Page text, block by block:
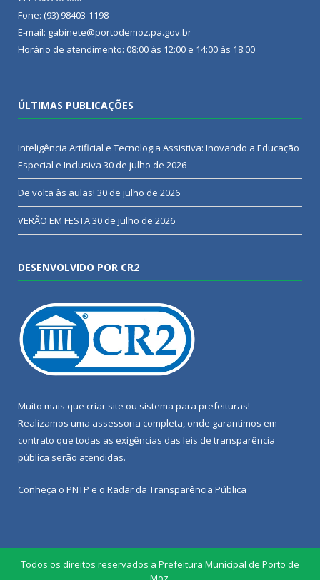
Fone: (93) 98403-1198
E-mail: gabinete@portodemoz.pa.gov.br
Horário de atendimento: 08:00 às 12:00 e 14:00 às 18:00
ÚLTIMAS PUBLICAÇÕES
Inteligência Artificial e Tecnologia Assistiva: Inovando a Educação
Especial e Inclusiva 30 de julho de 2026
De volta às aulas! 30 de julho de 2026
VERÃO EM FESTA30 de julho de 2026
DESENVOLVIDO POR CR2
Muito mais que criar site ou sistema para prefeituras!
Realizamos uma assessoria completa, onde garantimos em
contrato que todas as exigências das leis de transparência
pública serão atendidas.
Conheça o PNTP e o Radar da Transparência Pública
Todos os direitos reservados a Prefeitura Municipal de Porto de